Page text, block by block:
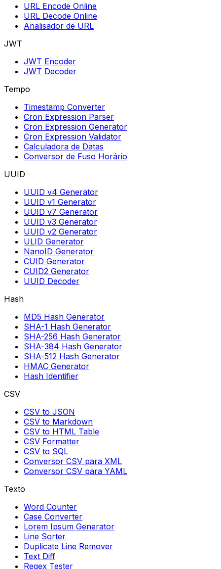
URL Encode Online
URL Decode Online
Analisador de URL
JWT
JWT Encoder
JWT Decoder
Tempo
Timestamp Converter
Cron Expression Parser
Cron Expression Generator
Cron Expression Validator
Calculadora de Datas
Conversor de Fuso Horário
UUID
UUID v4 Generator
UUID v1 Generator
UUID v7 Generator
UUID v3 Generator
UUID v2 Generator
ULID Generator
NanoID Generator
CUID Generator
CUID2 Generator
UUID Decoder
Hash
MD5 Hash Generator
SHA-1 Hash Generator
SHA-256 Hash Generator
SHA-384 Hash Generator
SHA-512 Hash Generator
HMAC Generator
Hash Identifier
CSV
CSV to JSON
CSV to Markdown
CSV to HTML Table
CSV Formatter
CSV to SQL
Conversor CSV para XML
Conversor CSV para YAML
Texto
Word Counter
Case Converter
Lorem Ipsum Generator
Line Sorter
Duplicate Line Remover
Text Diff
Regex Tester